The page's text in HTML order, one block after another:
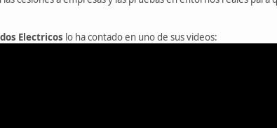
Electricos lo ha contado en uno de sus videos: